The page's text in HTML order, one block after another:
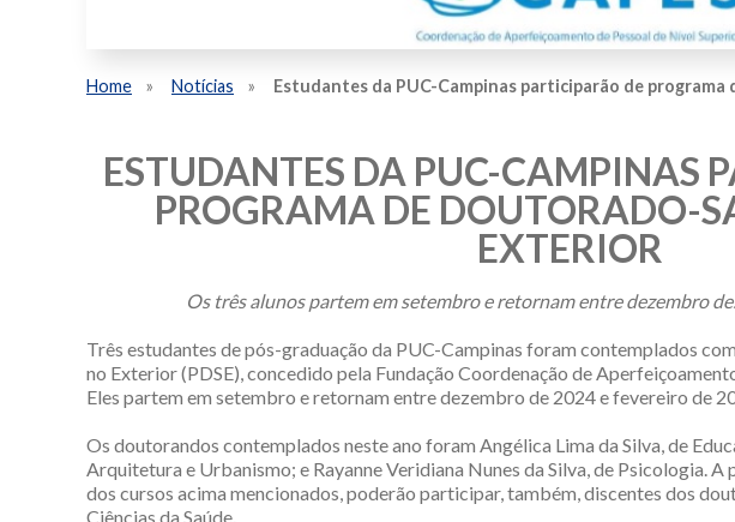
Home Notícias Estudantes da PUC-Campinas participarão de
ESTUDANTES DA PUC-CAMPINAS
PROGRAMA DE DOUTORADO-
EXTERIOR
Os três alunos partem em setembro e retornam entre dezembro
Três estudantes de pós-graduação da PUC-Campinas foram contemplados
no Exterior (PDSE), concedido pela Fundação Coordenação de
Eles partem em setembro e retornam entre dezembro de 2024 e fevereiro de
Os doutorandos contemplados neste ano foram Angélica Lima da Silva, de
Arquitetura e Urbanismo; e Rayanne Veridiana Nunes da Silva, de Psicologia. A
dos cursos acima mencionados, poderão participar, também, discentes dos
Ciências da Saúde.